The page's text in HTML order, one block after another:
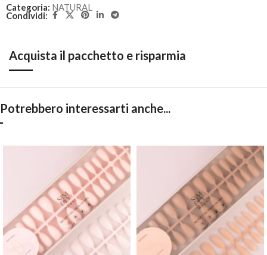
Categoria: NATURAL
Condividi:
Acquista il pacchetto e risparmia
Potrebbero interessarti anche...